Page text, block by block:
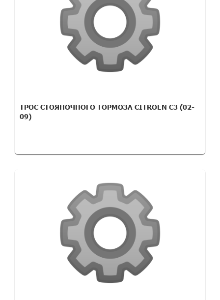
ТРОС СТОЯНОЧНОГО ТОРМОЗА CITROEN C3 (02-
09)